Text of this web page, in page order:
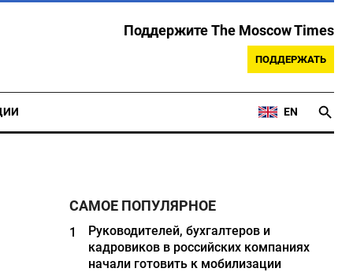
Поддержите The Moscow Times
ПОДДЕРЖАТЬ
EN
САМОЕ ПОПУЛЯРНОЕ
1
Руководителей, бухгалтеров и
кадровиков в российских компаниях
начали готовить к мобилизации